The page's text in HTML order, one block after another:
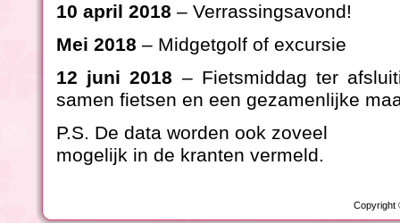
10 april 2018 – Verrassingsavond!
Mei 2018 – Midgetgolf of excursie
12 juni 2018 – Fietsmiddag ter
samen fietsen en een gezamenlijke
P.S. De data worden ook zoveel
mogelijk in de kranten vermeld.
Copyright